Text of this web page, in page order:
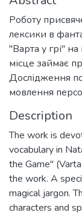
Роботу
лексики в
"Варта у грі"
місце займає
Дослідження
мовлення
Description
The work is
vocabulary in
the Game"
the work. A
magical jargon.
characters and